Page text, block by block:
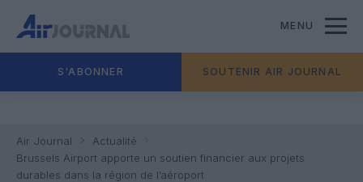
MENU
S'ABONNER SOUTENIR AIR JOURNAL
Air Journal
Actualité
Brussels Airport apporte un soutien financier aux projets
durables dans la région de l’aéroport